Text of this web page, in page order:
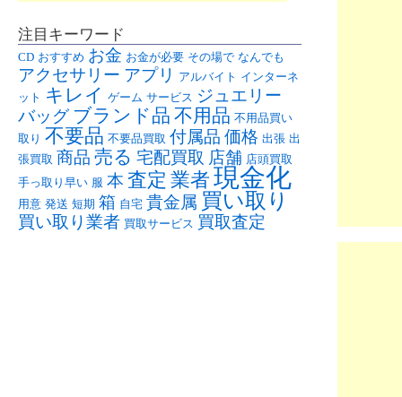
注目キーワード
CD おすすめ お金 お金が必要 その場で なんでも
アクセサリー アプリ アルバイト インターネ
ット
キレイ ゲーム サービス ジュエリー
バッグ ブランド品 不用品 不用品買い
取り 不要品 不要品買取 付属品 価格 出張 出
張買取 商品 売る 宅配買取 店舗 店頭買取
手っ取り早い 服 本 査定 業者 現金化
用意 発送 短期 箱 自宅 貴金属 買い取り
買い取り業者 買取サービス 買取査定